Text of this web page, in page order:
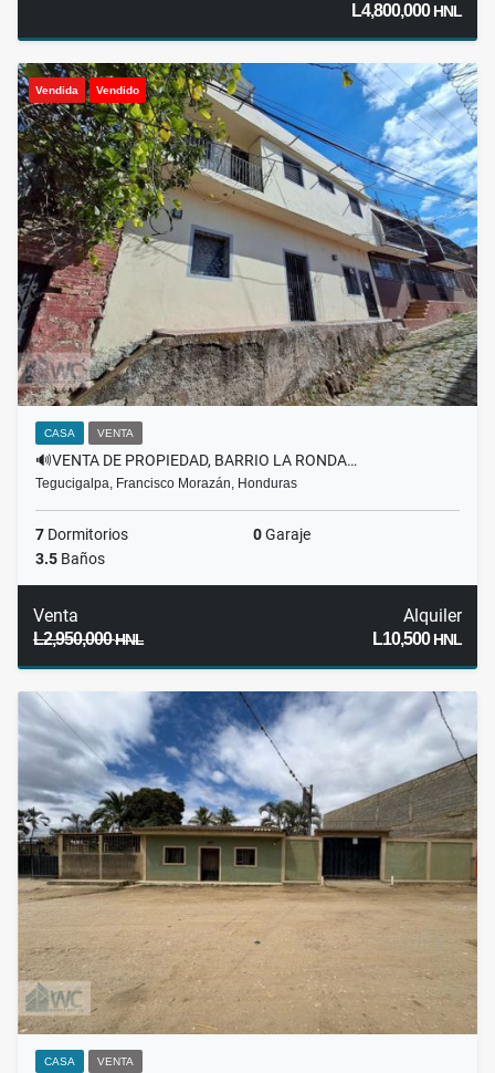
L4,800,000HNL
Vendida Vendido
CASA VENTA
🔊VENTA DE PROPIEDAD, BARRIO LA RONDA…
Tegucigalpa, Francisco Morazán, Honduras
7 Dormitorios 0Garaje
3.5 Baños
Venta
L2,950,000HNL
Alquiler
L10,500HNL
CASA VENTA